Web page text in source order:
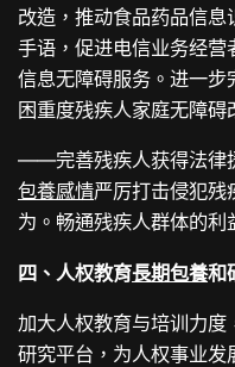
改造，推动食品药品信息
手语，促进电信业务经
信息无障碍服务。进一
困重度残疾人家庭无障碍
——完善残疾人获得法律
包養感情严厉打击侵犯残
为。畅通残疾人群体的利
四、人权教育長期包養和
加大人权教育与培训力
研究平台，为人权事业发